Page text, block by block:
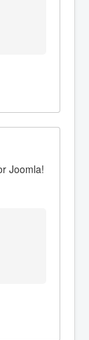
Joomla!